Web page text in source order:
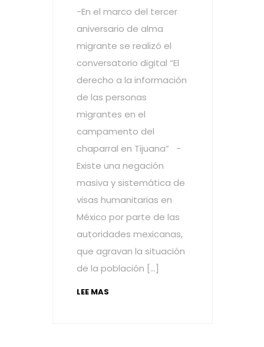
-En el marco del tercer
aniversario de alma
migrante se realizó el
conversatorio digital “El
derecho a la información
de las personas
migrantes en el
campamento del
chaparral en Tijuana” -
Existe una negación
masiva y sistemática de
visas humanitarias en
México por parte de las
autoridades mexicanas,
que agravan la situación
de la población […]
LEE MAS